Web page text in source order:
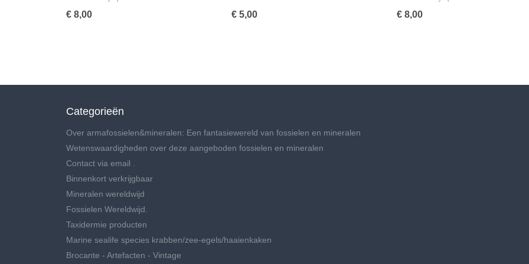
€ 8,00 € 5,00 € 8,00
Categorieën
Over armafossielen&mineralen: Een fantasiewereld van fossielen en mineralen
Wetenswaardigheden over deze aangeboden fossielen en mineralen
Contact via email .
Binnenkort verkrijgbaar
Mineralen wereldwijd
Fossielen Wereldwijd.
Taxidermie producten
Marine sealife species krabben/zee-egels/haaienkaken
Brocante - Artefacten - Vintage